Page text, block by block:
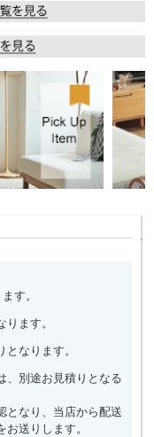
す。
ます。
なります。
、別途お見積りとなる
となり、当店から配送
送りします。